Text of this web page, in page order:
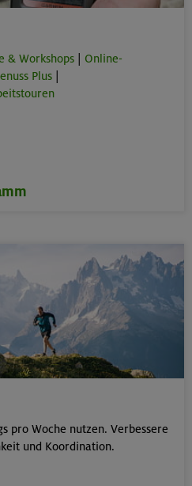
& Workshops
Online-
Plus
pro Woche nutzen. Verbessere
und Koordination.